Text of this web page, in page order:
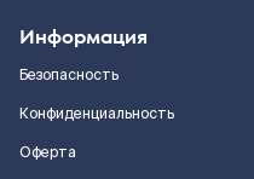
Информация
Безопасность
Конфиденциальность
Оферта